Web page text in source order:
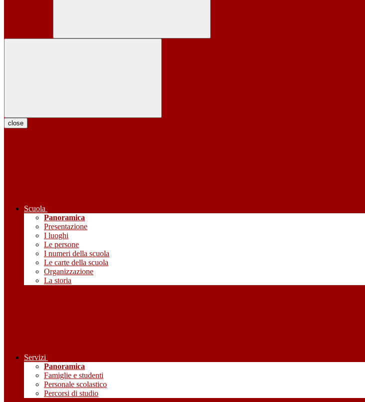
close
Scuola
Panoramica
Presentazione
I luoghi
Le persone
I numeri della scuola
Le carte della scuola
Organizzazione
La storia
Servizi
Panoramica
Famiglie e studenti
Personale scolastico
Percorsi di studio